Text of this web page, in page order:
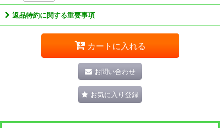
返品特約に関する重要事項
カートに入れる
お問い合わせ
お気に入り登録